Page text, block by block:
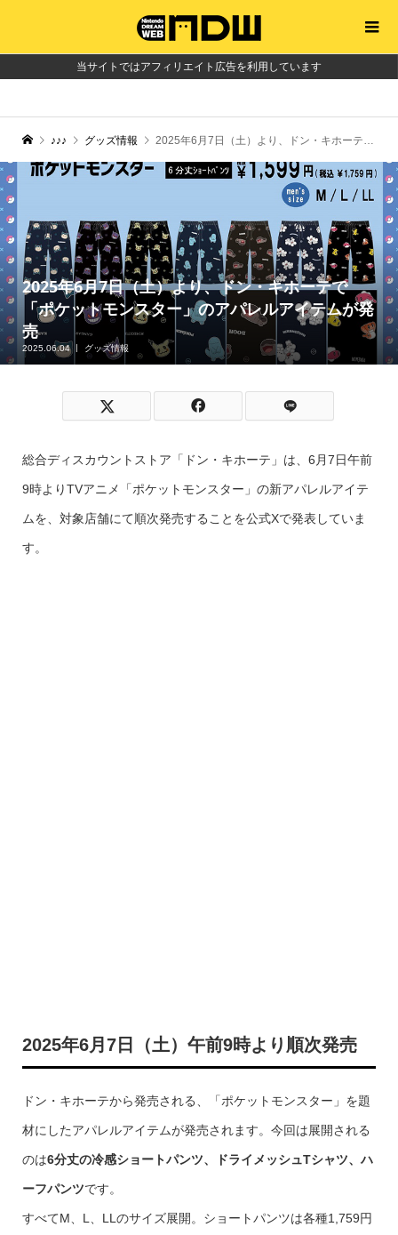
当サイトではアフィリエイト広告を利用しています
♪♪♪ グッズ情報 2025年6月7日（土）より、ドン・キホーテで「ポケットモンスター」のアパレルアイテムが発売
2025年6月7日（土）より、ドン・キホーテで
「ポケットモンスター」のアパレルアイテムが発
売
2025.06.04 グッズ情報
総合ディスカウントストア「ドン・キホーテ」は、6月7日午前
9時よりTVアニメ「ポケットモンスター」の新アパレルアイテ
ムを、対象店舗にて順次発売することを公式Xで発表していま
す。
2025年6月7日（土）午前9時より順次発売
ドン・キホーテから発売される、「ポケットモンスター」を題
材にしたアパレルアイテムが発売されます。今回は展開される
のは6分丈の冷感ショートパンツ、ドライメッシュTシャツ、ハ
ーフパンツです。
すべてM、L、LLのサイズ展開。ショートパンツは各種1,759円